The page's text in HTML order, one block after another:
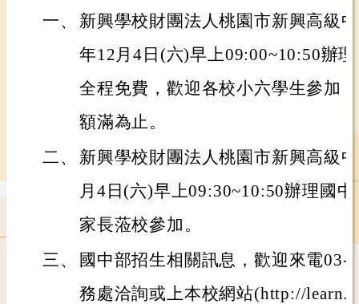
一、
新興學校財團法人桃園市新興高級
年12月4日(六)早上09:00~10:50辦
全程免費，歡迎各校小六學生參加
額滿為止。
二、
新興學校財團法人桃園市新興高級
月4日(六)早上09:30~10:50辦理國
家長蒞校參加。
三、
國中部招生相關訊息，歡迎來電03-
務處洽詢或上本校網站(http://